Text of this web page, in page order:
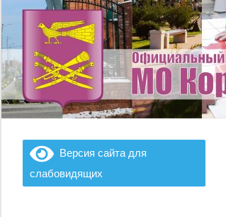
Версия сайта для
слабовидящих